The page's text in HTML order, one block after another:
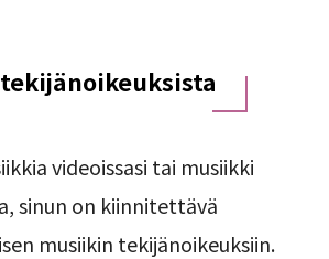
videoissasi tai musiikki
sinun on kiinnitettävä
musiikin tekijänoikeuksiin.